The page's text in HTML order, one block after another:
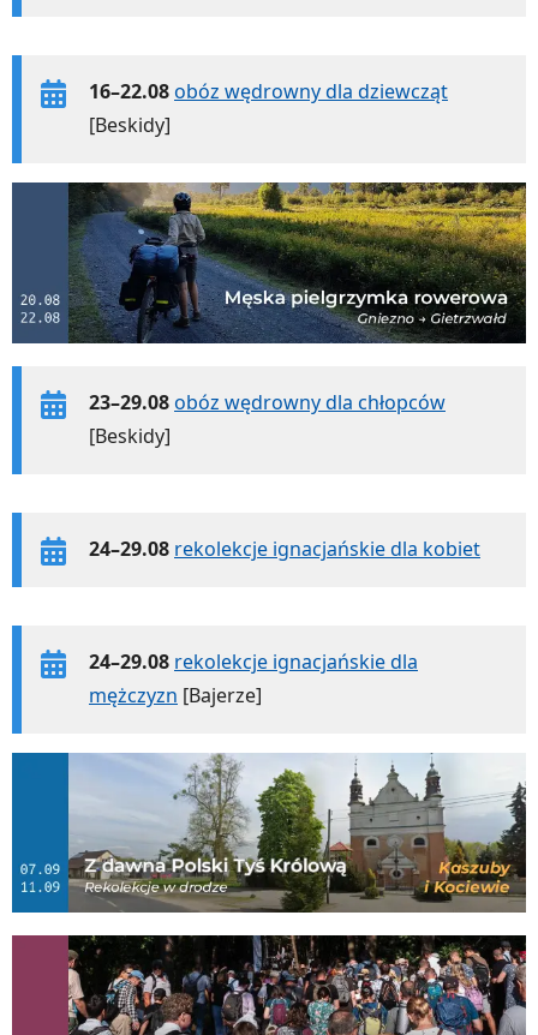
16–22.08obóz wędrowny dla dziewcząt
[Beskidy]
23–29.08obóz wędrowny dla chłopców
[Beskidy]
24–29.08 rekolekcje ignacjańskie dla kobiet
24–29.08 rekolekcje ignacjańskie dla
mężczyzn [Bajerze]